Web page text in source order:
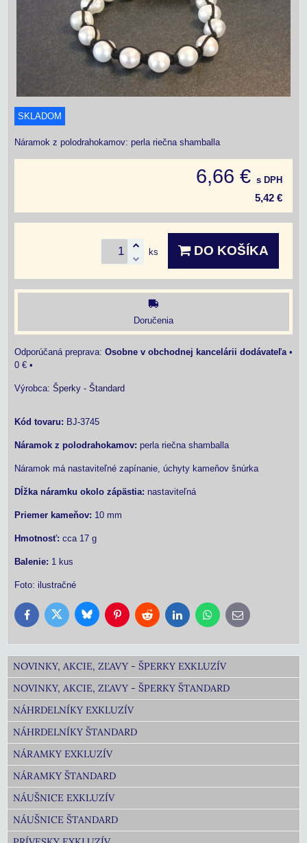
SKLADOM
Náramok z polodrahokamov: perla riečna shamballa
6,66 € s DPH
5,42 €
ks DO KOŠÍKA
Doručenia
Osobne v obchodnej kancelárii dodávateľa•
0 € •
Výrobca: Šperky - Štandard
Kód tovaru: BJ-3745
Náramok z polodrahokamov: perla riečna shamballa
Náramok má nastaviteľné zapínanie, úchyty kameňov šnúrka
Dĺžka náramku okolo zápästia: nastaviteľná
Priemer kameňov: 10 mm
Hmotnosť: cca 17 g
Balenie: 1 kus
Foto: ilustračné
FacebookTwitter BlueskyPinterestReddit LinkedInWhatsApp
E-
mail
NOVINKY, AKCIE, ZĽAVY - ŠPERKY EXKLUZÍV
NOVINKY, AKCIE, ZĽAVY - ŠPERKY ŠTANDARD
NÁHRDELNÍKY EXKLUZÍV
NÁHRDELNÍKY ŠTANDARD
NÁRAMKY EXKLUZÍV
NÁRAMKY ŠTANDARD
NÁUŠNICE EXKLUZÍV
NÁUŠNICE ŠTANDARD